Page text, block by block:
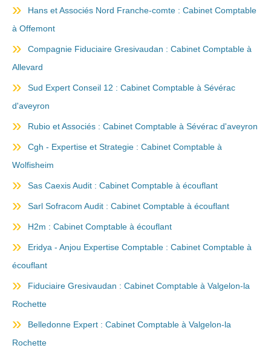
Hans et Associés Nord Franche-comte : Cabinet Comptable
à Offemont
Compagnie Fiduciaire Gresivaudan : Cabinet Comptable à
Allevard
Sud Expert Conseil 12 : Cabinet Comptable à Sévérac
d'aveyron
Rubio et Associés : Cabinet Comptable à Sévérac d'aveyron
Cgh - Expertise et Strategie : Cabinet Comptable à
Wolfisheim
Sas Caexis Audit : Cabinet Comptable à écouflant
Sarl Sofracom Audit : Cabinet Comptable à écouflant
H2m : Cabinet Comptable à écouflant
Eridya - Anjou Expertise Comptable : Cabinet Comptable à
écouflant
Fiduciaire Gresivaudan : Cabinet Comptable à Valgelon-la
Rochette
Belledonne Expert : Cabinet Comptable à Valgelon-la
Rochette